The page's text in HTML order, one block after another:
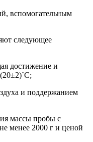
вспомогательным
следующее
достижение и
и поддержанием
массы пробы с
менее 2000 г и ценой